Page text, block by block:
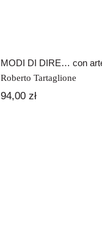
MODI DI DIRE… con
Roberto Tartaglione
94,00 zł